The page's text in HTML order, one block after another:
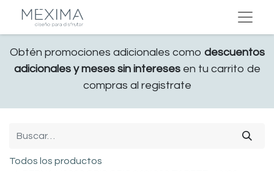
Obtén promociones adicionales como descuentos
adicionales y meses sin interesesen tu carrito de
compras al registrate
Todos los productos